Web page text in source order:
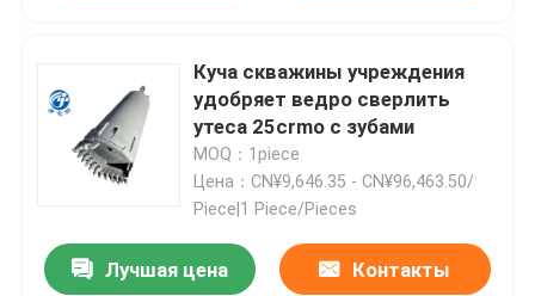
Длинное червячное сверло
Система трубы Tremie
Сверля запасные части
Куча скважины учреждения
удобряет ведро сверлить
утеса 25crmo с зубами
MOQ：1piece
Цена：CN¥9,646.35 - CN¥96,463.50/
Piece|1 Piece/Pieces
Лучшая цена Контакты